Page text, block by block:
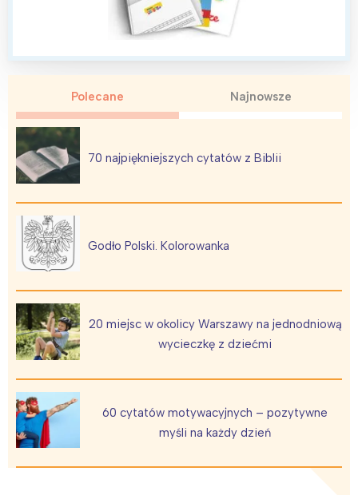
Polecane Najnowsze
70 najpiękniejszych cytatów z Biblii
Godło Polski. Kolorowanka
20 miejsc w okolicy Warszawy na jednodniową
wycieczkę z dziećmi
60 cytatów motywacyjnych – pozytywne
myśli na każdy dzień
Interesują mnie wydarzenia z
tego regionu:
Warszawa
Łódź
Trójmiasto
Poznań
Wrocław
Kraków
Północ
Wybieram